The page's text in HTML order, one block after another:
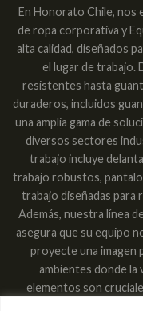
En Honorato Chile, nos
de ropa corporativa y
alta calidad, diseñados
el lugar de trabajo.
resistentes hasta
duraderos, incluidos
una amplia gama de
diversos sectores
trabajo incluye
trabajo robustos,
trabajo diseñadas para
Además, nuestra línea
asegura que su equipo
proyecte una imagen
ambientes donde la
elementos son